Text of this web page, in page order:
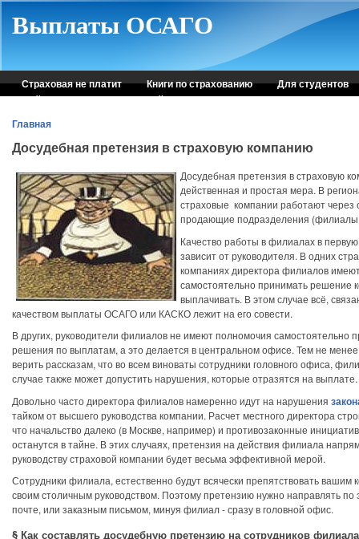
Выплаты ОСАГО
Страховая не платит Книги по страхованию
Для студентов
Рейтинг страховых компаний
Консультация автоюриста
Главная
Досудебная претензия в страховую компанию
Досудебная претензия в страховую
действенная и простая мера. В
страховые компании работают через
продающие подразделения (филиалы,
Качество работы в филиалах в
зависит от руководителя. В одних
компаниях директора филиалов
самостоятельно принимать решение
выплачивать. В этом случае всё,
качеством выплаты ОСАГО или КАСКО лежит на его совести.
В других, руководители филиалов не имеют полномочия самостоятельно
решения по выплатам, а это делается в центральном офисе. Тем не
верить рассказам, что во всем виноваты сотрудники головного офиса,
случае также может допустить нарушения, которые отразятся на выплате.
Довольно часто директора филиалов намеренно идут на нарушения
тайком от высшего руководства компании. Расчет местного директора
что начальство далеко (в Москве, например) и противозаконные
останутся в тайне. В этих случаях, претензия на действия филиала
руководству страховой компании будет весьма эффективной мерой.
Сотрудники филиала, естественно будут всячески препятствовать вашим
своим столичным руководством. Поэтому претензию нужно направлять по
почте, или заказным письмом, минуя филиал - сразу в головной офис.
§ Как составлять досудебную претензию на сотрудников